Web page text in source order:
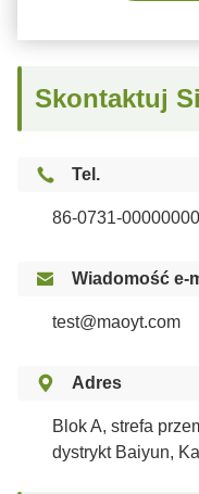
Skontaktuj
Tel.
86-0731-00000000
 Wiadomość e-
test@maoyt.com
 Adres
Blok A, strefa
dystrykt Baiyun,